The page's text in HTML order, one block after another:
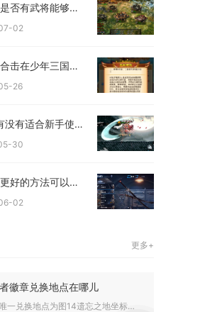
攻城掠地中是否有武将能够打败幻影
02
哪些角色的合击在少年三国志中非常强大
26
影之刃2中有没有适合新手使用的人物
30
有没有一种更好的方法可以在鬼泣巅峰之战中抽取人物
02
更多+
徽章兑换地点在哪儿
地下城堡2强者徽章唯一兑换地点为图14遗忘之地坐标（29,3...